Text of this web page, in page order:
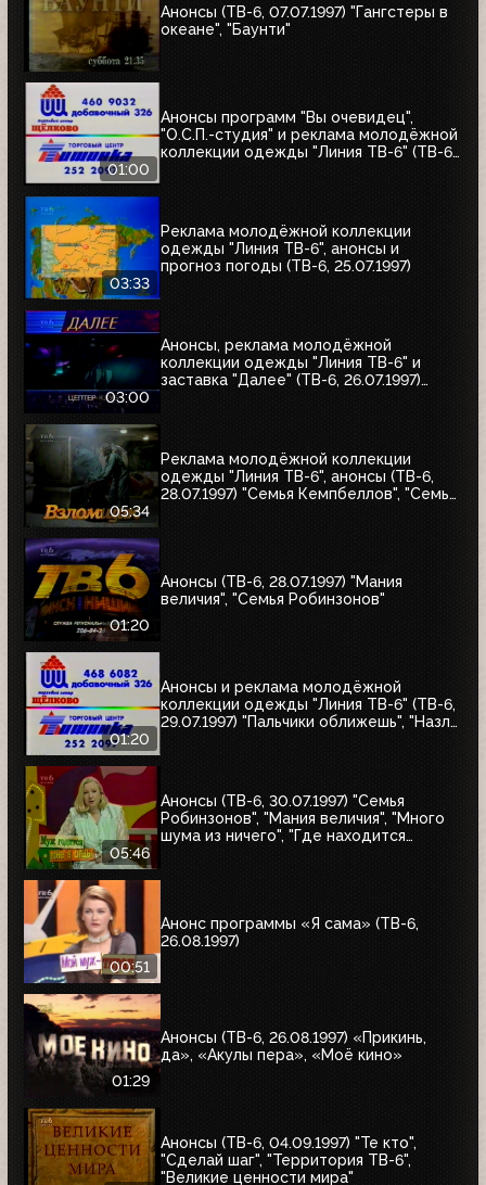
Анонсы (ТВ-6, 07.07.1997) "Гангстеры в
океане", "Баунти"
01:00
Анонсы программ "Вы очевидец",
"О.С.П.-студия" и реклама молодёжной
коллекции одежды "Линия ТВ-6" (ТВ-6,
03:33
Реклама молодёжной коллекции
одежды "Линия ТВ-6", анонсы и
прогноз погоды (ТВ-6, 25.07.1997)
03:00
Анонсы, реклама молодёжной
коллекции одежды "Линия ТВ-6" и
заставка "Далее" (ТВ-6, 26.07.1997)
05:34
Реклама молодёжной коллекции
одежды "Линия ТВ-6", анонсы (ТВ-6,
28.07.1997) "Семья Кемпбеллов", "Семья
01:20
Анонсы (ТВ-6, 28.07.1997) "Мания
величия", "Семья Робинзонов"
01:20
Анонсы и реклама молодёжной
коллекции одежды "Линия ТВ-6" (ТВ-6,
29.07.1997) "Пальчики оближешь", "Назло
05:46
Анонсы (ТВ-6, 30.07.1997) "Семья
Робинзонов", "Мания величия", "Много
шума из ничего", "Где находится
00:51
Анонс программы «Я сама» (ТВ-6,
26.08.1997)
01:29
Анонсы (ТВ-6, 26.08.1997) «Прикинь,
да», «Акулы пера», «Моё кино»
Анонсы (ТВ-6, 04.09.1997) "Те кто",
"Сделай шаг", "Территория ТВ-6",
"Великие ценности мира"